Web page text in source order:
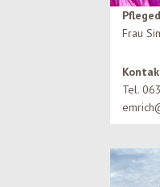
Frau
Tel.